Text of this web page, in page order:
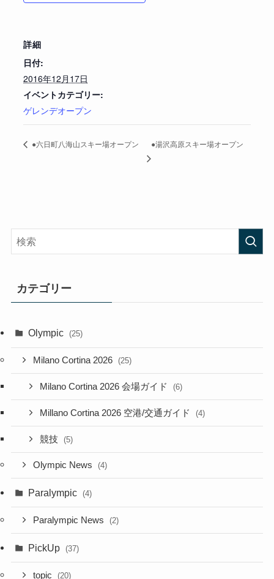
詳細
日付:
2016年12月17日
イベントカテゴリー:
ゲレンデオープン
●六日町八海山スキー場オープン ●湯沢高原スキー場オープン
カテゴリー
Olympic (25)
Milano Cortina 2026 (25)
Milano Cortina 2026 会場ガイド (6)
Millano Cortina 2026 空港/交通ガイド (4)
競技 (5)
Olympic News (4)
Paralympic (4)
Paralympic News (2)
PickUp (37)
topic (20)